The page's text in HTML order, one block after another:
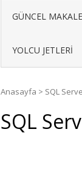
GÜNCEL
YOLCU JETLERI
Anasayfa > SQL
SQL